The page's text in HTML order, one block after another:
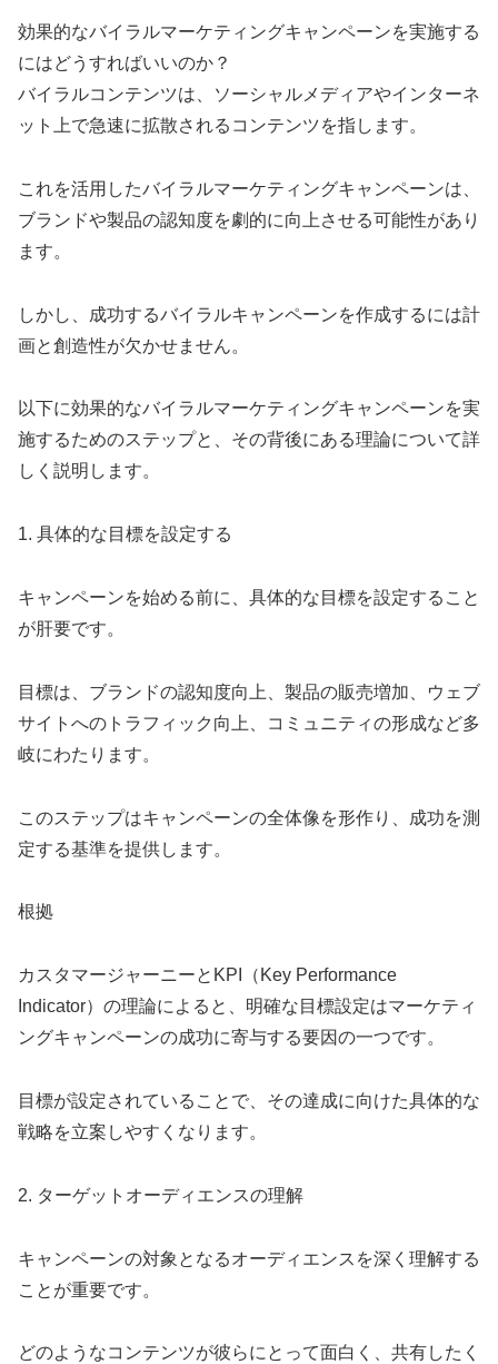
効果的なバイラルマーケティングキャンペーンを実施する
にはどうすればいいのか？
バイラルコンテンツは、ソーシャルメディアやインターネ
ット上で急速に拡散されるコンテンツを指します。
これを活用したバイラルマーケティングキャンペーンは、
ブランドや製品の認知度を劇的に向上させる可能性があり
ます。
しかし、成功するバイラルキャンペーンを作成するには計
画と創造性が欠かせません。
以下に効果的なバイラルマーケティングキャンペーンを実
施するためのステップと、その背後にある理論について詳
しく説明します。
1. 具体的な目標を設定する
キャンペーンを始める前に、具体的な目標を設定すること
が肝要です。
目標は、ブランドの認知度向上、製品の販売増加、ウェブ
サイトへのトラフィック向上、コミュニティの形成など多
岐にわたります。
このステップはキャンペーンの全体像を形作り、成功を測
定する基準を提供します。
根拠
カスタマージャーニーとKPI（Key Performance
Indicator）の理論によると、明確な目標設定はマーケティ
ングキャンペーンの成功に寄与する要因の一つです。
目標が設定されていることで、その達成に向けた具体的な
戦略を立案しやすくなります。
2. ターゲットオーディエンスの理解
キャンペーンの対象となるオーディエンスを深く理解する
ことが重要です。
どのようなコンテンツが彼らにとって面白く、共有したく